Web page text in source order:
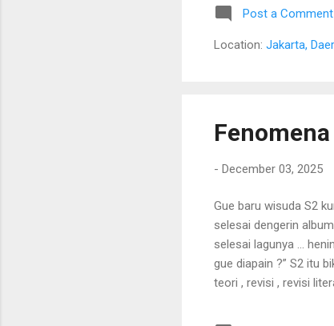
ngomong, malah
blog Raditya Dika .
Post a Comment
Location: Jakarta,
- December 03, 2025
Gue baru wisuda S2
selesai dengerin
selesai lagunya …
gue diapain ?” S2 itu
teori , revisi , revisi
menghadapi dunia